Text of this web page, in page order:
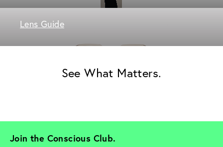
Lens Guide
See What Matters.
Join the Conscious Club.